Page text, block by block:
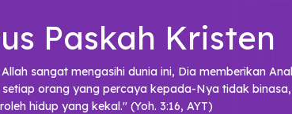
Paskah Kristen
sangat mengasihi dunia ini, Dia memberikan
setiap orang yang percaya kepada-Nya tidak
hidup yang kekal." (Yoh. 3:16, AYT)